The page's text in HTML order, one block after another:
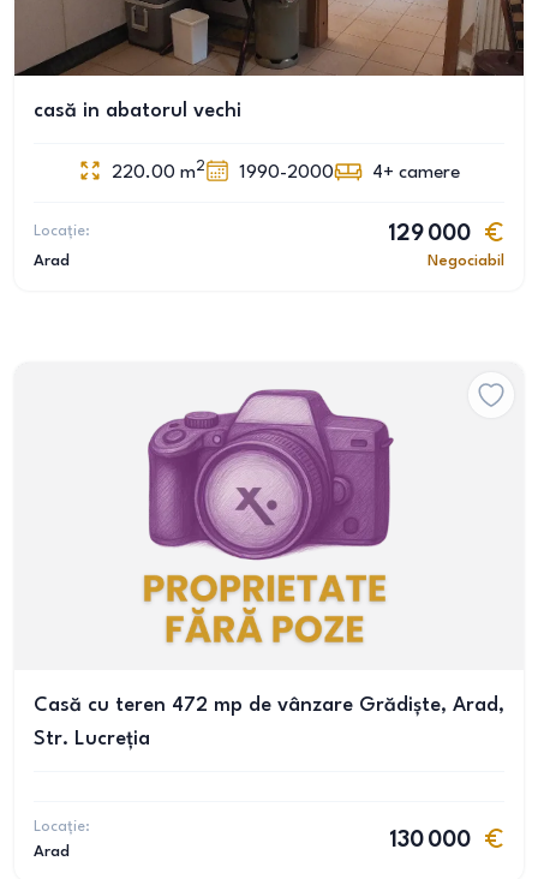
casă in abatorul vechi
220.00 m2 1990-2000 4+ camere
Locație:
Arad
129 000
Negociabil
Casă cu teren 472 mp de vânzare Grădiște, Arad,
Str. Lucreția
Locație:
Arad
130 000